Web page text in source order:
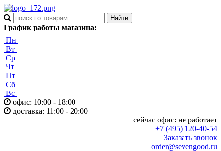
График работы магазина:
Пн
Вт
Ср
Чт
Пт
Сб
Вс
офис: 10:00 - 18:00
доставка: 11:00 - 20:00
сейчас офис: не работает
+7 (495) 120-40-54
Заказать звонок
order@sevengood.ru